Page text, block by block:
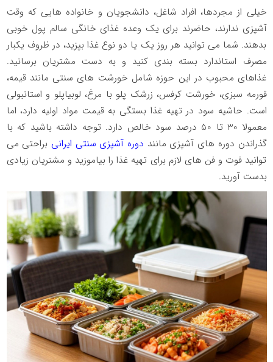
خیلی از مجردها، افراد شاغل، دانشجویان و خانواده هایی که وقت
آشپزی ندارند، حاضرند برای یک وعده غذای خانگی سالم پول خوبی
بدهند. شما می توانید هر روز یک یا دو نوع غذا بپزید، در ظروف یکبار
مصرف استاندارد بسته بندی کنید و به دست مشتریان برسانید.
غذاهای محبوب در این حوزه شامل خورشت های سنتی مانند قیمه،
قورمه سبزی، خورشت کرفس، زرشک پلو با مرغ، لوبیاپلو و استانبولی
است. حاشیه سود در تهیه غذا بستگی به قیمت مواد اولیه دارد، اما
معمولا 30 تا 50 درصد سود خالص دارد. توجه داشته باشید که با
گذراندن دوره های آشپزی مانند دوره آشپزی سنتی ایرانی براحتی می
توانید فوت و فن های لازم برای تهیه غذا را بیاموزید و مشتریان زیادی
بدست آورید.